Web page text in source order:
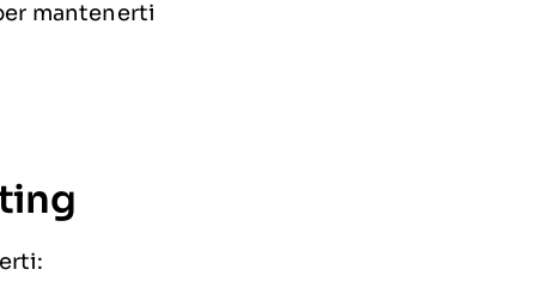
mantenerti